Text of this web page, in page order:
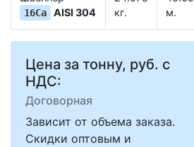
16Са AISI 304
кг.
м.
Цена за тонну, руб. с
НДС:
Договорная
Зависит от объема заказа.
Скидки оптовым и